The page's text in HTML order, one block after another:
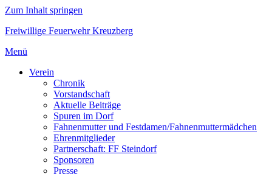
Zum Inhalt springen
Freiwillige Feuerwehr Kreuzberg
Menü
Verein
Chronik
Vorstandschaft
Aktuelle Beiträge
Spuren im Dorf
Fahnenmutter und Festdamen/Fahnenmuttermädchen
Ehrenmitglieder
Partnerschaft: FF Steindorf
Sponsoren
Presse